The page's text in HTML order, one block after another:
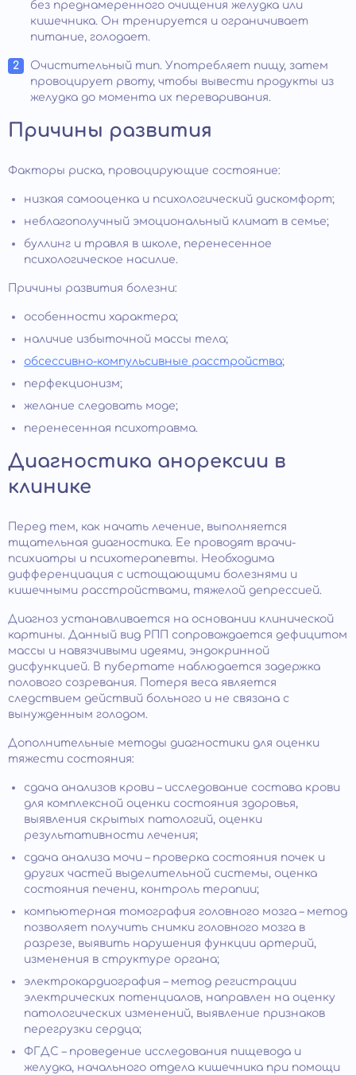
без преднамеренного очищения желудка или
кишечника. Он тренируется и ограничивает
питание, голодает.
Очистительный тип. Употребляет пищу, затем
провоцирует рвоту, чтобы вывести продукты из
желудка до момента их переваривания.
Причины развития
Факторы риска, провоцирующие состояние:
низкая самооценка и психологический дискомфорт;
неблагополучный эмоциональный климат в семье;
буллинг и травля в школе, перенесенное
психологическое насилие.
Причины развития болезни:
особенности характера;
наличие избыточной массы тела;
обсессивно-компульсивные расстройства;
перфекционизм;
желание следовать моде;
перенесенная психотравма.
Диагностика анорексии в
клинике
Перед тем, как начать лечение, выполняется
тщательная диагностика. Ее проводят врачи-
психиатры и психотерапевты. Необходима
дифференциация с истощающими болезнями и
кишечными расстройствами, тяжелой депрессией.
Диагноз устанавливается на основании клинической
картины. Данный вид РПП сопровождается дефицитом
массы и навязчивыми идеями, эндокринной
дисфункцией. В пубертате наблюдается задержка
полового созревания. Потеря веса является
следствием действий больного и не связана с
вынужденным голодом.
Дополнительные методы диагностики для оценки
тяжести состояния:
сдача анализов крови – исследование состава крови
для комплексной оценки состояния здоровья,
выявления скрытых патологий, оценки
результативности лечения;
сдача анализа мочи – проверка состояния почек и
других частей выделительной системы, оценка
состояния печени, контроль терапии;
компьютерная томография головного мозга – метод
позволяет получить снимки головного мозга в
разрезе, выявить нарушения функции артерий,
изменения в структуре органа;
электрокардиография – метод регистрации
электрических потенциалов, направлен на оценку
патологических изменений, выявление признаков
перегрузки сердца;
ФГДС – проведение исследования пищевода и
желудка, начального отдела кишечника при помощи